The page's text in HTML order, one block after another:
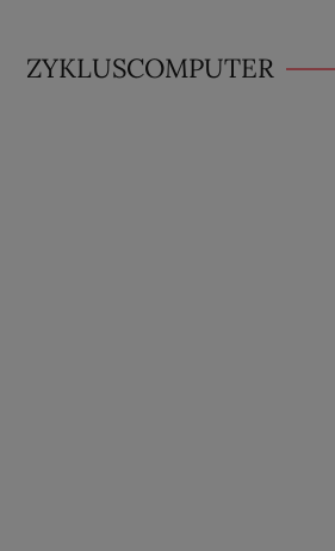
ZYKLUSCOMPUTER